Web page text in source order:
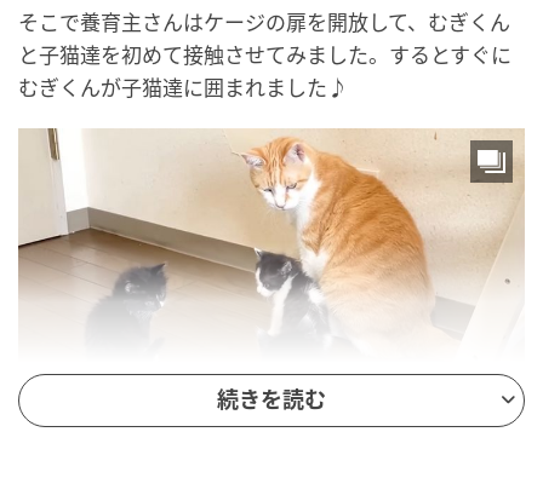
そこで養育主さんはケージの扉を開放して、むぎくん
と子猫達を初めて接触させてみました。するとすぐに
むぎくんが子猫達に囲まれました♪
うにむぎはちチャンネル
続きを読む